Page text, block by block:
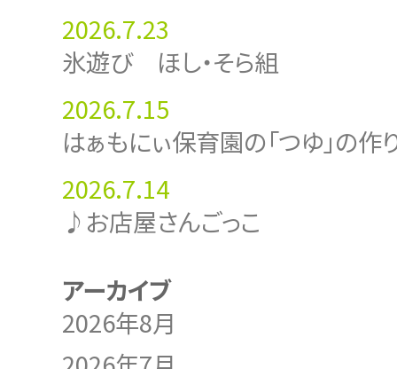
2026.7.23
氷遊び ほし・そら組
2026.7.15
はぁもにぃ保育園の「つゆ」の作
2026.7.14
♪お店屋さんごっこ
アーカイブ
2026年8月